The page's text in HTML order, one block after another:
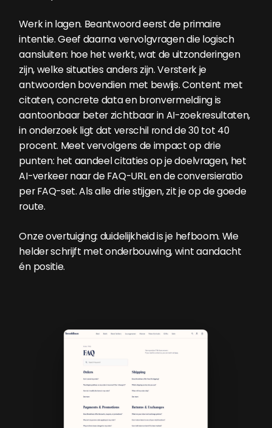
Werk in lagen. Beantwoord eerst de primaire
intentie. Geef daarna vervolgvragen die logisch
aansluiten: hoe het werkt, wat de uitzonderingen
zijn, welke situaties anders zijn. Versterk je
antwoorden bovendien met bewijs. Content met
citaten, concrete data en bronvermelding is
aantoonbaar beter zichtbaar in AI-zoekresultaten,
in onderzoek ligt dat verschil rond de 30 tot 40
procent. Meet vervolgens de impact op drie
punten: het aandeel citaties op je doelvragen, het
AI-verkeer naar de FAQ-URL en de conversieratio
per FAQ-set. Als alle drie stijgen, zit je op de goede
route.
Onze overtuiging: duidelijkheid is je hefboom. Wie
helder schrijft met onderbouwing, wint aandacht
én positie.